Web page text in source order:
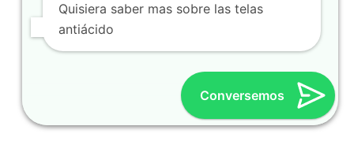
Quisiera saber mas sobre las telas
antiácido
Conversemos